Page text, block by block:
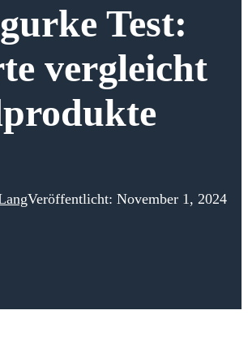
Test:
vergleicht
Veröffentlicht: November 1, 2024